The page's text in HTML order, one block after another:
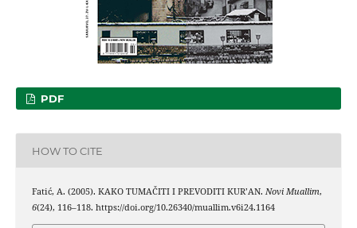
PDF
HOW TO CITE
Fatić, A. (2005). KAKO TUMAČITI I PREVODITI KUR’AN. Novi Muallim,
6(24), 116–118. https://doi.org/10.26340/muallim.v6i24.1164